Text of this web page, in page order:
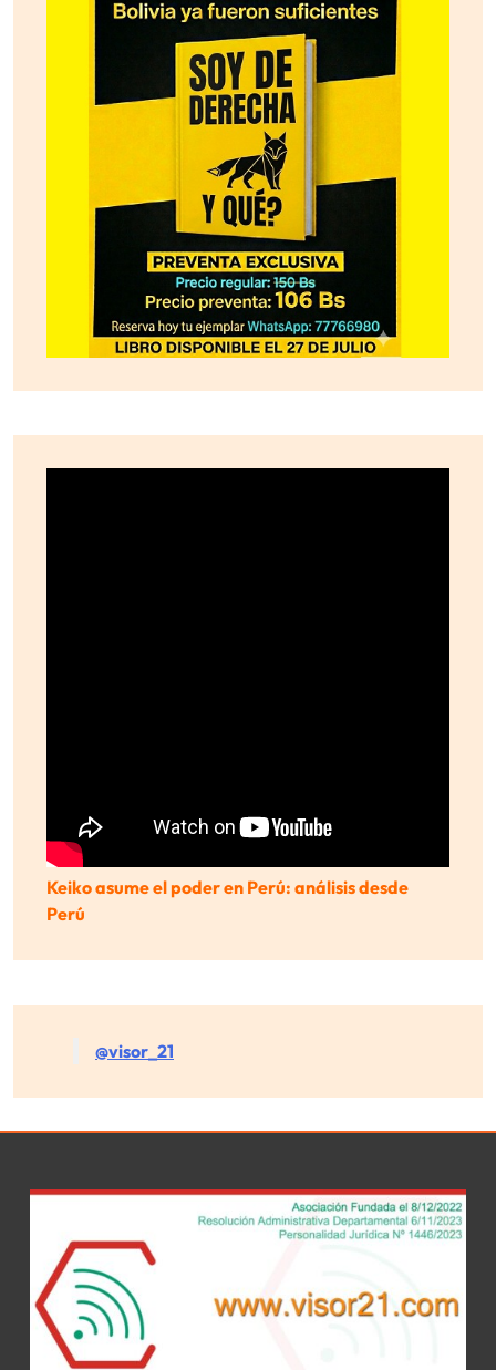
Keiko asume el poder en Perú: análisis desde
Perú
@visor_21